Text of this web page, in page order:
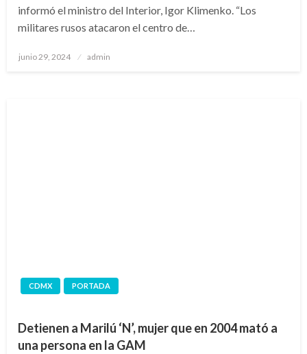
informó el ministro del Interior, Igor Klimenko. “Los
militares rusos atacaron el centro de…
Publicado
junio 29, 2024 admin
CDMX PORTADA
Detienen a Marilú ‘N’, mujer que en 2004 mató a
una persona en la GAM